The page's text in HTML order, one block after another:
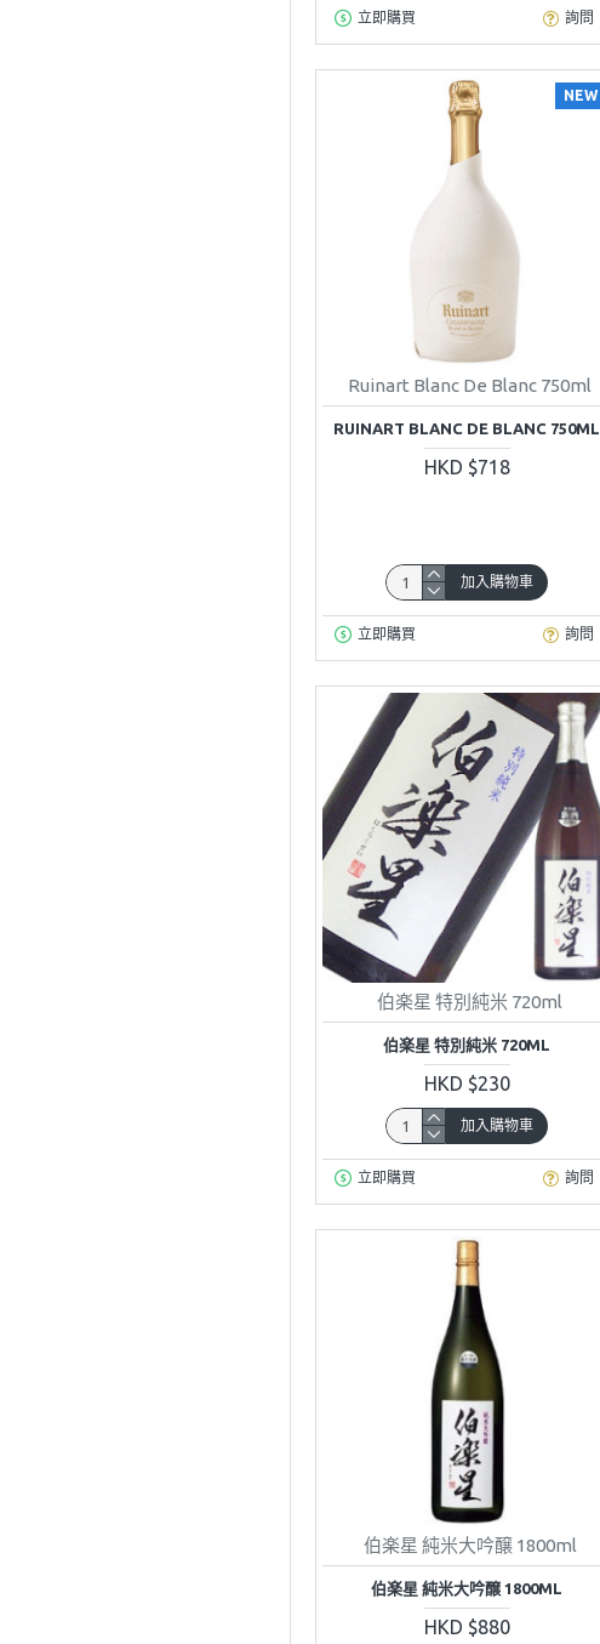
立即購買 詢問
NEW
Ruinart Blanc De Blanc 750ml
RUINART BLANC DE BLANC 750ML
HKD $718
加入購物車
立即購買 詢問
伯楽星 特別純米 720ml
伯楽星 特別純米 720ML
HKD $230
加入購物車
立即購買 詢問
伯楽星 純米大吟醸 1800ml
伯楽星 純米大吟醸 1800ML
HKD $880